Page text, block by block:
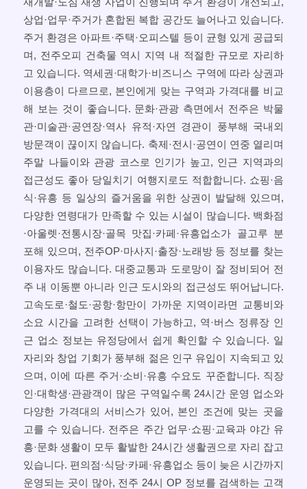
상업·업무·주거가 혼합된 복합 공간도 늘어나고 있습니다.
주거 환경은 아파트·주택·오피스텔 등이 균형 있게 공급되
며, 전주오피 건축물 역시 지역 내 적절한 규모로 자리하
고 있습니다. 역세권·대학가·비즈니스 구역에 따라 상권과
이용층이 다르므로, 본인에게 맞는 구역과 가격대를 비교
해 보는 것이 좋습니다. 문화·관광 측면에서 전주은 박물
관·미술관·공연장·역사 유적·자연 경관이 풍부해 국내외
방문객이 끊이지 않습니다. 축제·전시·공연이 연중 열리며
주말 나들이와 관광 코스로 인기가 높고, 인근 지역과의
접근성도 좋아 당일치기 여행지로도 적합합니다. 쇼핑·음
식·유흥 등 일상의 즐거움을 위한 상권이 발달해 있으며,
다양한 연령대가 만족할 수 있는 시설이 많습니다. 백화점
·아울렛·전통시장·골목 맛집·카페·유흥업소가 골고루 분
포해 있으며, 전주OP·마사지·출장·노래방 등 정보를 찾는
이용자도 많습니다. 대중교통과 도로망이 잘 정비되어 전
주 내 이동뿐 아니라 인근 도시와의 접근성도 뛰어납니다.
고속도로·철도·공항·항만이 가까운 지역이라면 교통비와
소요 시간을 고려한 선택이 가능하고, 역·버스 정류장 인
근 업소 정보는 유정당에서 쉽게 확인할 수 있습니다. 일
자리와 창업 기회가 풍부해 젊은 인구 유입이 지속되고 있
으며, 이에 따른 주거·소비·유흥 수요도 꾸준합니다. 직장
인·대학생·관광객이 많은 구역일수록 24시간 운영 업소와
다양한 가격대의 서비스가 있어, 본인 조건에 맞는 곳을
고를 수 있습니다. 전주은 주간 업무·쇼핑·교육과 야간 유
흥·문화 생활이 모두 활발한 24시간 생활권으로 자리 잡고
있습니다. 편의점·식당·카페·유흥업소 등이 늦은 시간까지
운영되는 곳이 많아, 전주 24시 OP 정보를 검색하는 고객